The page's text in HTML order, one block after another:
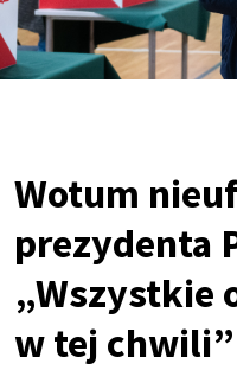
Wotum
prezydenta
„Wszystkie
w tej chwili”